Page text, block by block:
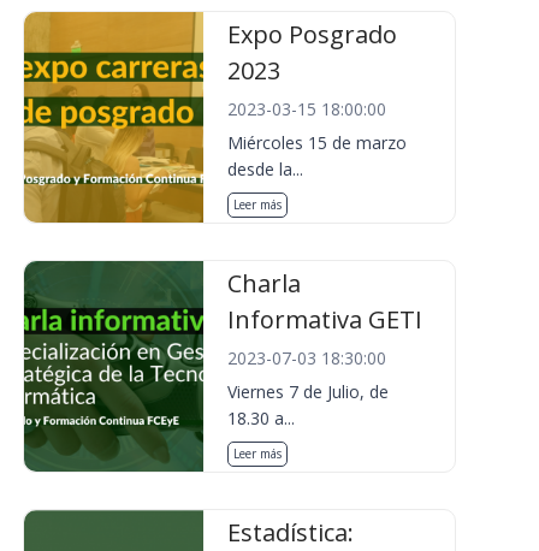
Expo Posgrado
2023
2023-03-15 18:00:00
Miércoles 15 de marzo
desde la...
Leer más
Charla
Informativa GETI
2023-07-03 18:30:00
Viernes 7 de Julio, de
18.30 a...
Leer más
Estadística: